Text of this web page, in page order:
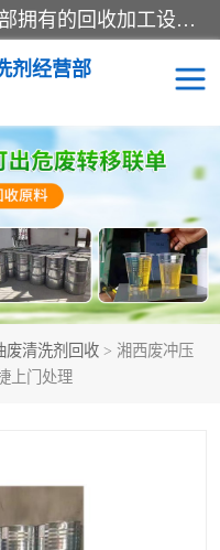
东莞市大岭山莞峰清洗剂经营部拥有的回收加工设备，大量废油回收、废清洗剂回收、废溶剂油回收、机械废油废清洗剂回收、废碳氢回收、碳氢液压油回收、碳氢二氯回收等废清洗剂处理；我们只是提供废旧化工原料的循环使用存放点，执行正规的存放，有正规的回收资质处理。同时我们公司批发零售回收级清洗剂，脱模油再生基础油，质量保证。
剂经营部
废清洗剂回收 > 湘西废冲压
上门处理
清洗剂回收
械废油废清洗剂回收
氢液压油回收
收废三四氯乙烯
上门回收废清洗剂